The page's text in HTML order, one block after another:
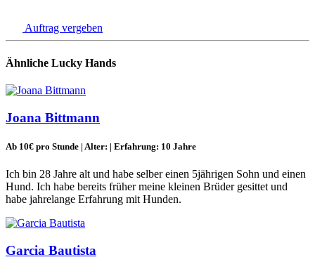
Auftrag vergeben
Ähnliche Lucky Hands
Joana Bittmann
Ab 10€ pro Stunde | Alter: | Erfahrung: 10 Jahre
Ich bin 28 Jahre alt und habe selber einen 5jährigen Sohn und einen
Hund. Ich habe bereits früher meine kleinen Brüder gesittet und
habe jahrelange Erfahrung mit Hunden.
Garcia Bautista